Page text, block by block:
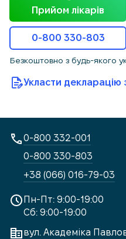
Прийом лікарів
0-800 330-803
Безкоштовно з будь-якого
Укласти декларацію
Пн-Пт: 9:00-19:00
Сб: 9:00-19:00
вул. Академіка
0-800 332-001
0-800 330-803
+38 (066) 016-79-03